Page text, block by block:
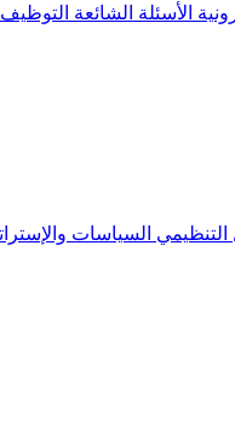
الأسئلة الشائعة التوظيف
التنظيمي السياسات